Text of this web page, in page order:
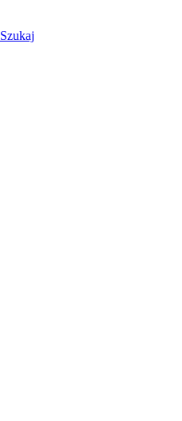
Szukaj